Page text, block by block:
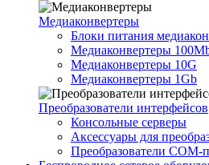
Медиаконвертеры
Блоки питания
Медиаконвертеры
Медиаконвертеры 10G
Медиаконвертеры 1Gb
Преобразователи интерфейсов
Консольные серверы
Аксессуары для
Преобразователи COM-